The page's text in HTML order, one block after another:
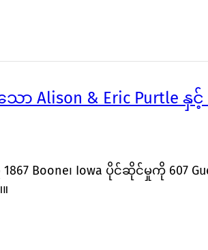
သော Alison & Eric Purtle
Boone၊ Iowa ပိုင်ဆိုင်မှုကို 607